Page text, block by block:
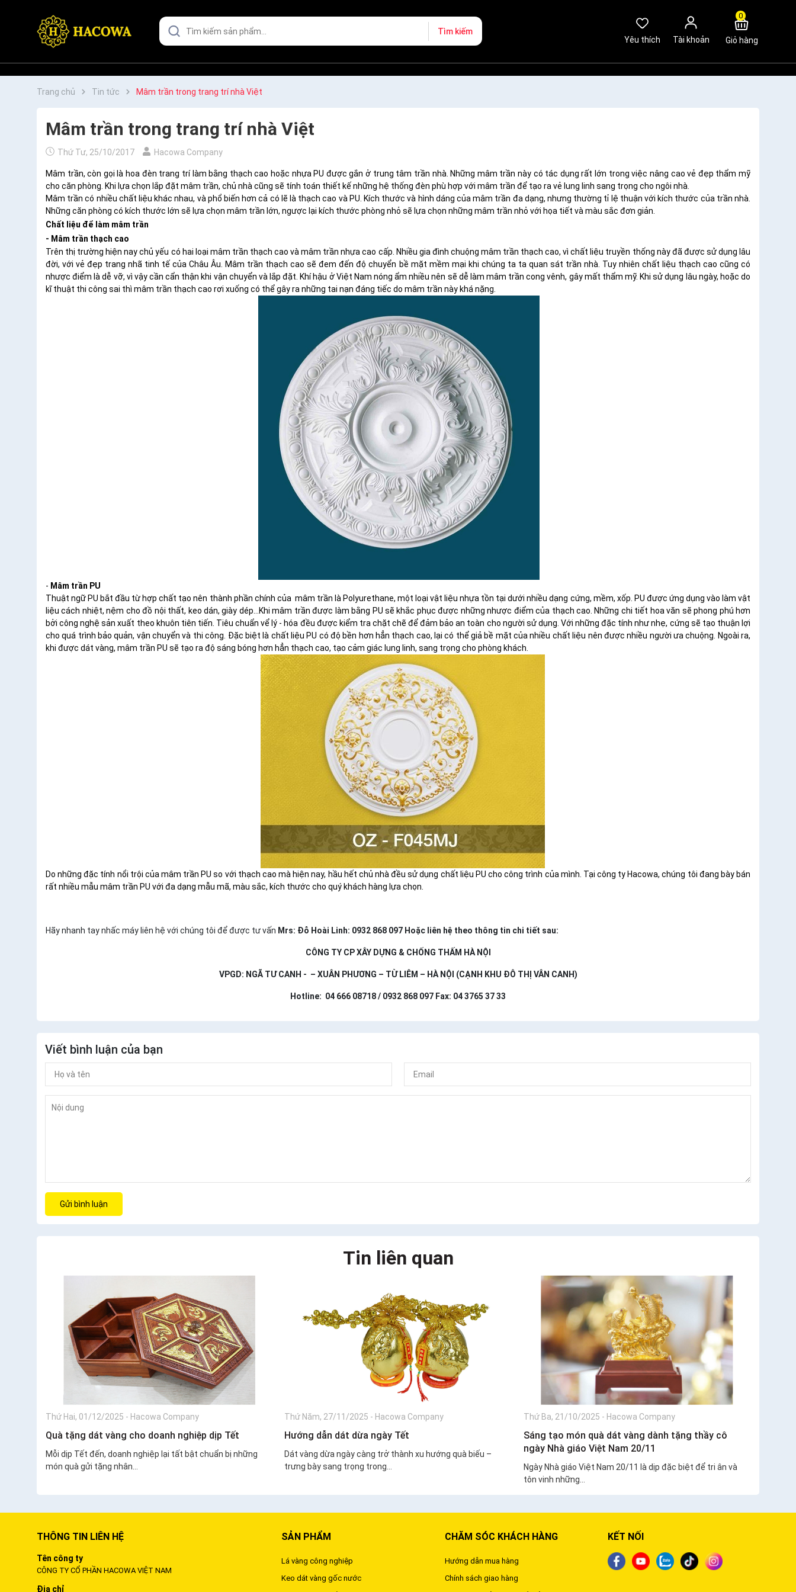
Tìm kiếm
Yêu thích
Tài khoản
0
Giỏ hàng
Trang chủ Tin tức Mâm trần trong trang trí nhà Việt
Mâm trần trong trang trí nhà Việt
Thứ Tư, 25/10/2017 Hacowa Company
Mâm trần, còn gọi là hoa đèn trang trí làm bằng thạch cao hoặc nhựa PU được gắn ở trung tâm trần nhà. Những mâm trần này có tác dụng rất lớn trong việc nâng cao vẻ đẹp thẩm mỹ
cho căn phòng. Khi lựa chọn lắp đặt mâm trần, chủ nhà cũng sẽ tính toán thiết kế những hệ thống đèn phù hợp với mâm trần để tạo ra vẻ lung linh sang trọng cho ngôi nhà.
Mâm trần có nhiều chất liệu khác nhau, và phổ biến hơn cả có lẽ là thạch cao và PU. Kích thước và hình dáng của mâm trần đa dạng, nhưng thường tỉ lệ thuận với kích thước của trần nhà.
Những căn phòng có kích thước lớn sẽ lựa chọn mâm trần lớn, ngược lại kích thước phòng nhỏ sẽ lựa chọn những mâm trần nhỏ với họa tiết và màu sắc đơn giản.
Chất liệu để làm mâm trần
- Mâm trần thạch cao
Trên thị trường hiện nay chủ yếu có hai loại mâm trần thạch cao và mâm trần nhựa cao cấp. Nhiều gia đình chuộng mâm trần thạch cao, vì chất liệu truyền thống này đã được sử dụng lâu
đời, với vẻ đẹp trang nhã tinh tế của Châu Âu. Mâm trần thạch cao sẽ đem đến độ chuyển bề mặt mềm mại khi chúng ta ta quan sát trần nhà. Tuy nhiên chất liệu thạch cao cũng có
nhược điểm là dễ vỡ, vì vậy cần cẩn thận khi vận chuyển và lắp đặt. Khí hậu ở Việt Nam nóng ẩm nhiều nên sẽ dễ làm mâm trần cong vênh, gây mất thẩm mỹ. Khi sử dụng lâu ngày, hoặc do
kĩ thuật thi công sai thì mâm trần thạch cao rơi xuống có thể gây ra những tai nạn đáng tiếc do mâm trần này khá nặng.
- Mâm trần PU
Thuật ngữ PU bắt đầu từ hợp chất tạo nên thành phần chính của mâm trần là Polyurethane, một loại vật liệu nhựa tồn tại dưới nhiều dạng cứng, mềm, xốp. PU được ứng dụng vào làm vật
liệu cách nhiệt, nệm cho đồ nội thất, keo dán, giày dép…Khi mâm trần được làm bằng PU sẽ khắc phục được những nhược điểm của thạch cao. Những chi tiết hoa văn sẽ phong phú hơn
bởi công nghệ sản xuất theo khuôn tiên tiến. Tiêu chuẩn vể lý - hóa đều được kiểm tra chặt chẽ để đảm bảo an toàn cho người sử dụng. Với những đặc tính như nhẹ, cứng sẽ tạo thuận lợi
cho quá trình bảo quản, vận chuyển và thi công. Đặc biệt là chất liệu PU có độ bền hơn hẳn thạch cao, lại có thể giả bề mặt của nhiều chất liệu nên được nhiều người ưa chuộng. Ngoài ra,
khi được dát vàng, mâm trần PU sẽ tạo ra độ sáng bóng hơn hẳn thạch cao, tạo cảm giác lung linh, sang trọng cho phòng khách.
Do những đặc tính nổi trội của mâm trần PU so với thạch cao mà hiện nay, hầu hết chủ nhà đều sử dụng chất liệu PU cho công trình của mình. Tại công ty Hacowa, chúng tôi đang bày bán
rất nhiều mẫu mâm trần PU với đa dạng mẫu mã, màu sắc, kích thước cho quý khách hàng lựa chọn.
Hãy nhanh tay nhấc máy liên hệ với chúng tôi để được tư vấn Mrs: Đỗ Hoài Linh: 0932 868 097 Hoặc liên hệ theo thông tin chi tiết sau:
CÔNG TY CP XÂY DỰNG & CHỐNG THẤM HÀ NỘI
VPGD: NGÃ TƯ CANH - – XUÂN PHƯƠNG – TỪ LIÊM – HÀ NỘI (CẠNH KHU ĐÔ THỊ VÂN CANH)
Hotline: 04 666 08718 / 0932 868 097 Fax: 04 3765 37 33
Viết bình luận của bạn
Gửi bình luận
Tin liên quan
Thứ Hai, 01/12/2025 - Hacowa Company
Quà tặng dát vàng cho doanh nghiệp dịp Tết
Mỗi dịp Tết đến, doanh nghiệp lại tất bật chuẩn bị những
món quà gửi tặng nhân...
Thứ Năm, 27/11/2025 - Hacowa Company
Hướng dẫn dát dừa ngày Tết
Dát vàng dừa ngày càng trở thành xu hướng quà biếu –
trưng bày sang trọng trong...
Thứ Ba, 21/10/2025 - Hacowa Company
Sáng tạo món quà dát vàng dành tặng thầy cô
ngày Nhà giáo Việt Nam 20/11
Ngày Nhà giáo Việt Nam 20/11 là dịp đặc biệt để tri ân và
tôn vinh những...
THÔNG TIN LIÊN HỆ
Tên công ty
CÔNG TY CỔ PHẦN HACOWA VIỆT NAM
Địa chỉ
SẢN PHẨM
Lá vàng công nghiệp
Keo dát vàng gốc nước
CHĂM SÓC KHÁCH HÀNG
Hướng dẫn mua hàng
Chính sách giao hàng
KẾT NỐI